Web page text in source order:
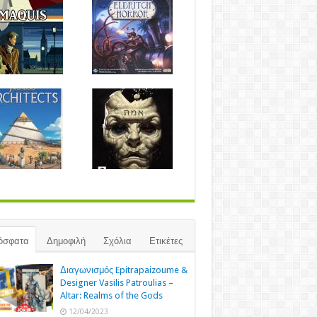
Δημοφιλή Σχόλια Ετικέτες
Διαγωνισμός Epitrapaizoume &
Designer Vasilis Patroulias –
Altar: Realms of the Gods
12/04/2023